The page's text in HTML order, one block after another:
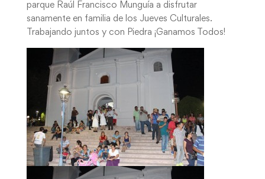
parque Raúl Francisco Munguía a disfrutar
sanamente en familia de los Jueves Culturales.
Trabajando juntos y con Piedra ¡Ganamos Todos!